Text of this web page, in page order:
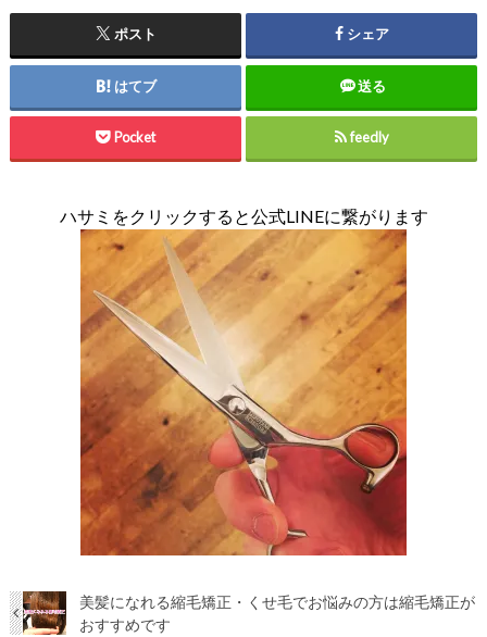
ポスト シェア
はてブ 送る
Pocket feedly
ハサミをクリックすると公式LINEに繋がります
美髪になれる縮毛矯正・くせ毛でお悩みの方は縮毛矯正が
おすすめです